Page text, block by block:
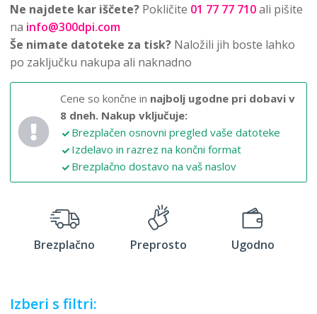
Ne najdete kar iščete? Pokličite 01 77 77 710ali pišite
na info@300dpi.com
Še nimate datoteke za tisk? Naložili jih boste lahko
po zaključku nakupa ali naknadno
Cene so končne in najbolj ugodne pri dobavi v
8 dneh. Nakup vključuje:
Brezplačen osnovni pregled vaše datoteke
Izdelavo in razrez na končni format
Brezplačno dostavo na vaš naslov
Brezplačno Preprosto Ugodno
Izberi s filtri: